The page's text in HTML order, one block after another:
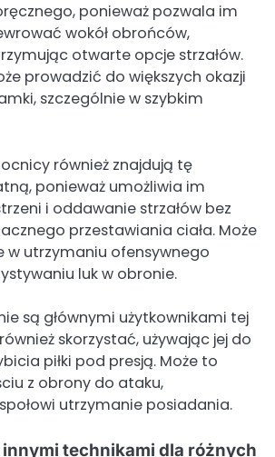
ponieważ pozwala im
wokół obrońców,
otwarte opcje strzałów.
prowadzić do większych okazji
szczególnie w szybkim
również znajdują tę
ponieważ umożliwia im
i oddawanie strzałów bez
przestawiania ciała. Może
w utrzymaniu ofensywnego
luk w obronie.
są głównymi użytkownikami tej
skorzystać, używając jej do
piłki pod presją. Może to
z obrony do ataku,
utrzymanie posiadania.
technikami dla różnych